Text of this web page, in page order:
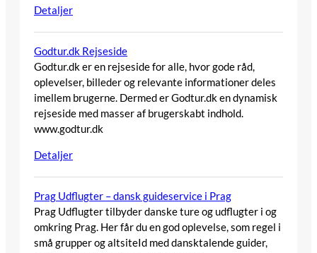
Detaljer
Godtur.dk Rejseside
Godtur.dk er en rejseside for alle, hvor gode råd,
oplevelser, billeder og relevante informationer deles
imellem brugerne. Dermed er Godtur.dk en dynamisk
rejseside med masser af brugerskabt indhold.
www.godtur.dk
Detaljer
Prag Udflugter – dansk guideservice i Prag
Prag Udflugter tilbyder danske ture og udflugter i og
omkring Prag. Her får du en god oplevelse, som regel i
små grupper og altsiteId med dansktalende guider,